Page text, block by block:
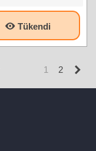
Tükendi
1 2